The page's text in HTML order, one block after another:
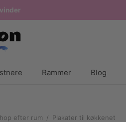
Rammer Blog
efter rum / Plakater til køkkenet